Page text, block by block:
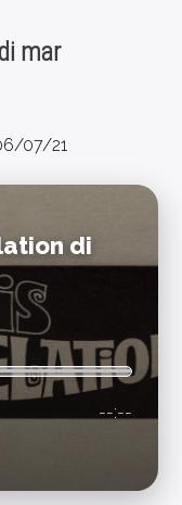
mar
07/21
di
--:--